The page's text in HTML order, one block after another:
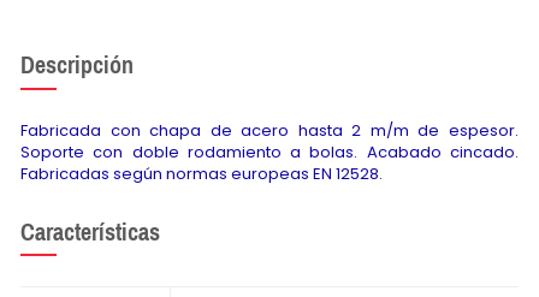
Descripción
Fabricada con chapa de acero hasta 2 m/m de espesor.
Soporte con doble rodamiento a bolas. Acabado cincado.
Fabricadas según normas europeas EN 12528.
Características